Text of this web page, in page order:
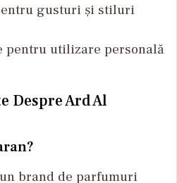
gusturi și stiluri
pentru utilizare personală
Despre Ard Al
brand de parfumuri